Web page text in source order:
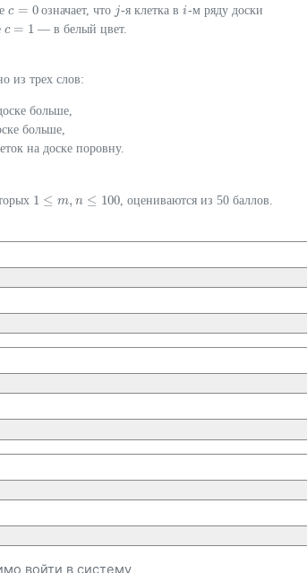
c = 0
c=0 означает, что j
j-я клетка вi
i-м ряду доски
c = 1
c=1 — в белый цвет.
из трех слов:
больше,
больше,
на доске поровну.
1 ≤ m, n ≤ 100
1 ≤m ,n≤ 100 , оцениваются из 50 баллов.
войти в систему